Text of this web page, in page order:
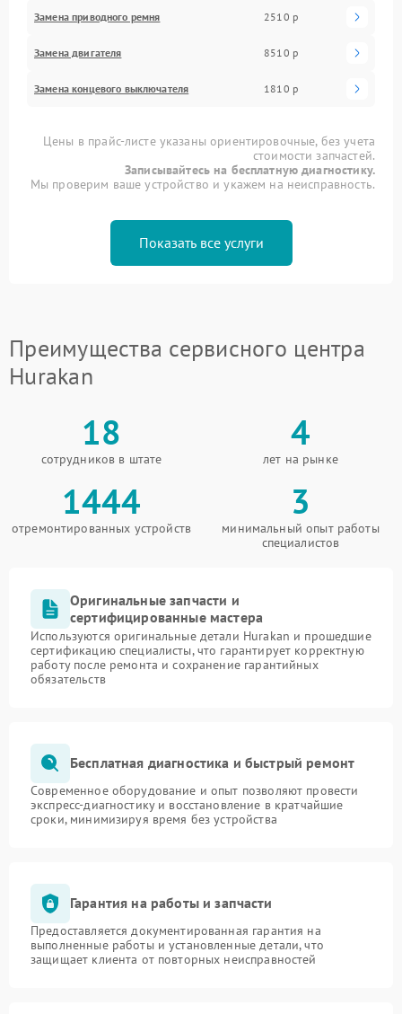
Замена приводного ремня 2510 р
Замена двигателя 8510 р
Замена концевого выключателя 1810 р
Цены в прайс-листе указаны ориентировочные, без учета
стоимости запчастей.
Записывайтесь на бесплатную диагностику.
Мы проверим ваше устройство и укажем на неисправность.
Показать все услуги
Преимущества сервисного центра
Hurakan
18
сотрудников в штате
4
лет на рынке
1444
отремонтированных устройств
3
минимальный опыт работы
специалистов
Оригинальные запчасти и
сертифицированные мастера
Используются оригинальные детали Hurakan и прошедшие
сертификацию специалисты, что гарантирует корректную
работу после ремонта и сохранение гарантийных
обязательств
Бесплатная диагностика и быстрый ремонт
Современное оборудование и опыт позволяют провести
экспресс-диагностику и восстановление в кратчайшие
сроки, минимизируя время без устройства
Гарантия на работы и запчасти
Предоставляется документированная гарантия на
выполненные работы и установленные детали, что
защищает клиента от повторных неисправностей